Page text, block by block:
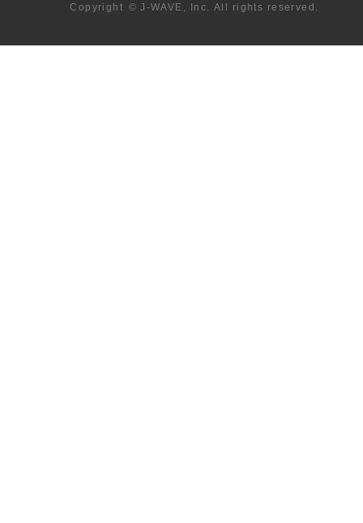
Copyright © J-WAVE, Inc. All rights reserved.